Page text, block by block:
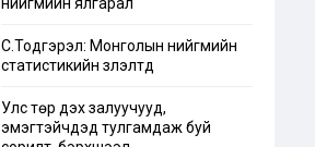
судалгаа
“Ашгийн бус байгууллага”-ын
талаарх Монгол улсын эрх зүйн
С.Тодгэрэл: Монголын нийгмийн
статистикийн үзүүлэлтүүд
Улс төр дэх залуучууд,
эмэгтэйчүүдэд тулгамдаж буй